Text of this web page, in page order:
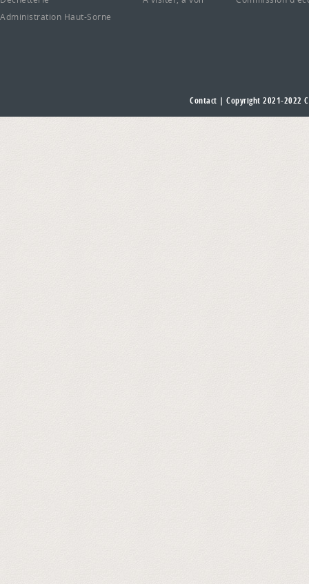
Administration Haut-Sorne
Contact | Copyright 2021-2022